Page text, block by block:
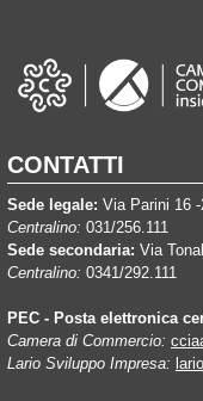
CONTATTI
Sede legale: Via Parini 16
Centralino: 031/256.111
Sede secondaria: Via
Centralino: 0341/292.111
PEC - Posta elettronica
Camera di Commercio:
Lario Sviluppo Impresa: